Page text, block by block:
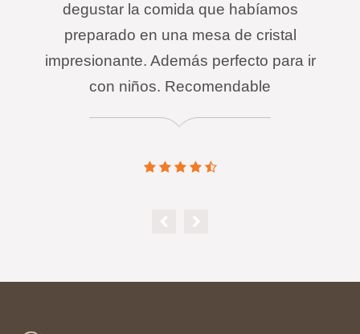
degustar la comida que habíamos
preparado en una mesa de cristal
impresionante. Además perfecto para ir
con niños. Recomendable